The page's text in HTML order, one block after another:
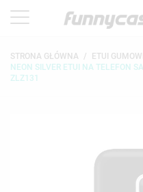
STRONA GŁÓWNA
ETUI
NEON SILVER ETUI NA TELEFON
ZLZ131